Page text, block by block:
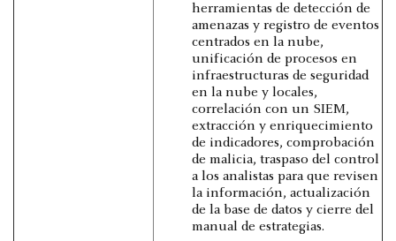
herramientas de detección de
amenazas y registro de eventos
centrados en la nube,
unificación de procesos en
infraestructuras de seguridad
en la nube y locales,
correlación con un SIEM,
extracción y enriquecimiento
de indicadores, comprobación
de malicia, traspaso del control
a los analistas para que revisen
la información, actualización
de la base de datos y cierre del
manual de estrategias.